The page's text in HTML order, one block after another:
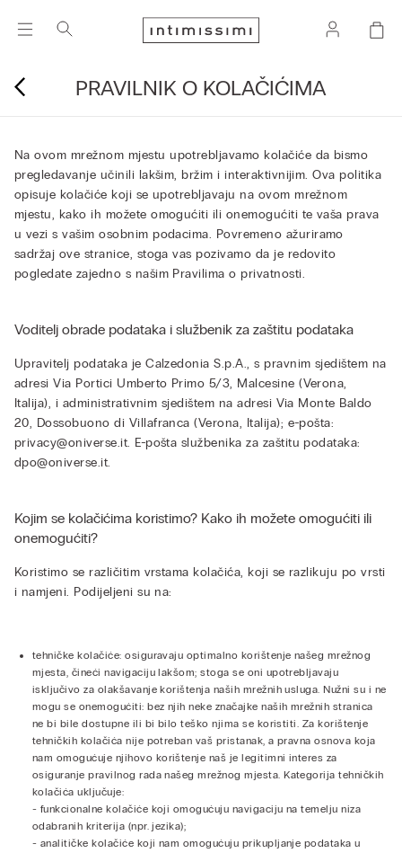
PRAVILNIK O KOLAČIĆIMA
Na ovom mrežnom mjestu upotrebljavamo kolačiće da bismo
pregledavanje učinili lakšim, bržim i interaktivnijim. Ova politika
opisuje kolačiće koji se upotrebljavaju na ovom mrežnom
mjestu, kako ih možete omogućiti ili onemogućiti te vaša prava
u vezi s vašim osobnim podacima. Povremeno ažuriramo
sadržaj ove stranice, stoga vas pozivamo da je redovito
pogledate zajedno s našim Pravilima o privatnosti.
Voditelj obrade podataka i službenik za zaštitu podataka
Upravitelj podataka je Calzedonia S.p.A., s pravnim sjedištem na
adresi Via Portici Umberto Primo 5/3, Malcesine (Verona,
Italija), i administrativnim sjedištem na adresi Via Monte Baldo
20, Dossobuono di Villafranca (Verona, Italija); e-pošta:
privacy@oniverse.it. E-pošta službenika za zaštitu podataka:
dpo@oniverse.it.
Kojim se kolačićima koristimo? Kako ih možete omogućiti ili
onemogućiti?
Koristimo se različitim vrstama kolačića, koji se razlikuju po vrsti
i namjeni. Podijeljeni su na:
tehničke kolačiće: osiguravaju optimalno korištenje našeg mrežnog
mjesta, čineći navigaciju lakšom; stoga se oni upotrebljavaju
isključivo za olakšavanje korištenja naših mrežnih usluga. Nužni su i ne
mogu se onemogućiti: bez njih neke značajke naših mrežnih stranica
ne bi bile dostupne ili bi bilo teško njima se koristiti. Za korištenje
tehničkih kolačića nije potreban vaš pristanak, a pravna osnova koja
nam omogućuje njihovo korištenje naš je legitimni interes za
osiguranje pravilnog rada našeg mrežnog mjesta. Kategorija tehničkih
kolačića uključuje:
- funkcionalne kolačiće koji omogućuju navigaciju na temelju niza
odabranih kriterija (npr. jezika);
- analitičke kolačiće koji nam omogućuju prikupljanje podataka u